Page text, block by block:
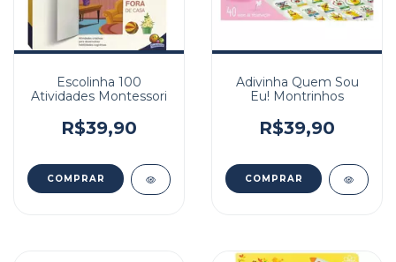
Escolinha 100
Atividades Montessori
R$39,90
Adivinha Quem Sou
Eu! Montrinhos
R$39,90